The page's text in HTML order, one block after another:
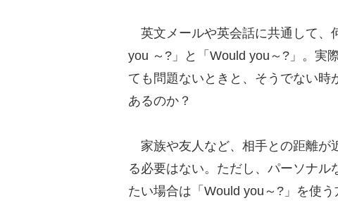
英文メールや英会話に共通して、
you ～?」と「Would you～?」。実
ても問題ないときと、そうでない
あるのか？
家族や友人など、相手との距離が
る必要はない。ただし、パーソナ
たい場合は「Would you～?」を使う